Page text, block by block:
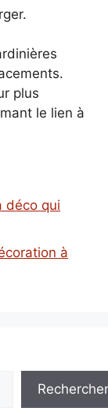
plus
le lien à
déco qui
à
Rechercher